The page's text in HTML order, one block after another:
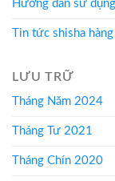
Hướng dẫn sử
Tin tức shisha
LƯU TRỮ
Tháng Năm 2024
Tháng Tư 2021
Tháng Chín 2020